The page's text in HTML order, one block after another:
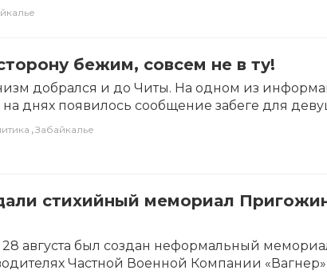
бежим, совсем не в ту!
добрался и до Читы. На одном из
на днях появилось сообщение забеге для
,Забайкалье
стихийный мемориал
августа был создан неформальный
Частной Военной Компании